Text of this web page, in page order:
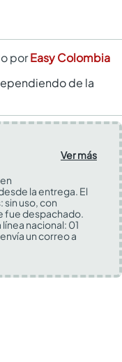
porEasy Colombia
de la
Ver más
la entrega. El
uso, con
fue despachado.
nacional: 01
un correo a